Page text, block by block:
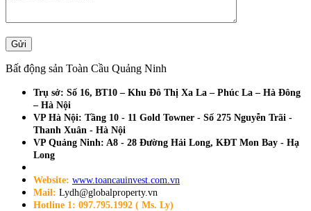
Bất động sản Toàn Cầu Quảng Ninh
Trụ sở: Số 16, BT10 – Khu Đô Thị Xa La – Phúc La – Hà Đông
– Hà Nội
VP Hà Nội: Tầng 10 - 11 Gold Towner - Số 275 Nguyễn Trãi -
Thanh Xuân - Hà Nội
VP Quảng Ninh: A8 - 28 Đường Hải Long, KĐT Mon Bay - Hạ
Long
Website: www.toancauinvest.com.vn
Mail: Lydh@globalproperty.vn
Hotline 1: 097.795.1992 ( Ms. Ly)